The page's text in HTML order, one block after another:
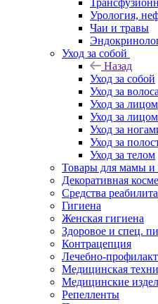
Урология,
Чаи и травы
Уход за собой
Назад
Уход за собой
Уход за
Уход за лицом
Уход за
Уход за
Уход за
Уход за телом
Товары для мамы
Декоративная
Средства
Гигиена
Женская гигиена
Здоровое и спец.
Контрацепция
Лечебно-
Медицинская
Медицинские
Репелленты